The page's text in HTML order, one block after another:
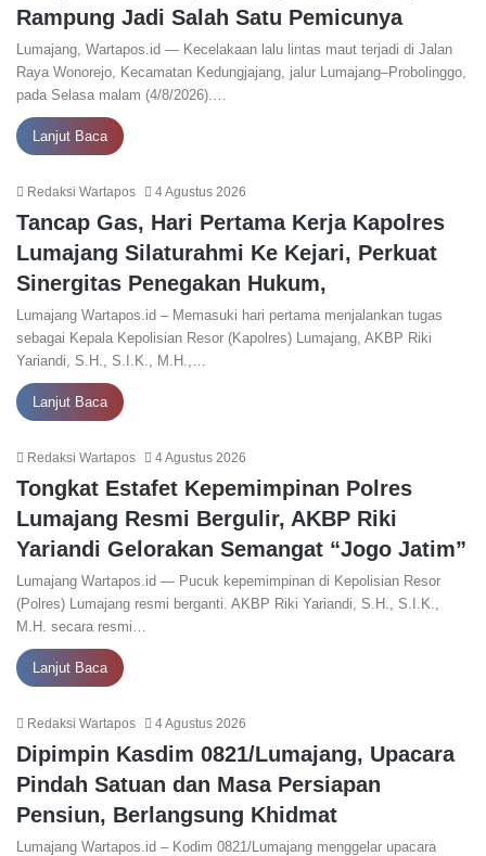
Rampung Jadi Salah Satu Pemicunya
Lumajang, Wartapos.id — Kecelakaan lalu lintas maut terjadi di Jalan
Raya Wonorejo, Kecamatan Kedungjajang, jalur Lumajang–Probolinggo,
pada Selasa malam (4/8/2026).…
Lanjut Baca
Redaksi Wartapos 4 Agustus 2026
Tancap Gas, Hari Pertama Kerja Kapolres
Lumajang Silaturahmi Ke Kejari, Perkuat
Sinergitas Penegakan Hukum,
Lumajang Wartapos.id – Memasuki hari pertama menjalankan tugas
sebagai Kepala Kepolisian Resor (Kapolres) Lumajang, AKBP Riki
Yariandi, S.H., S.I.K., M.H.,…
Lanjut Baca
Redaksi Wartapos 4 Agustus 2026
Tongkat Estafet Kepemimpinan Polres
Lumajang Resmi Bergulir, AKBP Riki
Yariandi Gelorakan Semangat “Jogo Jatim”
Lumajang Wartapos.id — Pucuk kepemimpinan di Kepolisian Resor
(Polres) Lumajang resmi berganti. AKBP Riki Yariandi, S.H., S.I.K.,
M.H. secara resmi…
Lanjut Baca
Redaksi Wartapos 4 Agustus 2026
Dipimpin Kasdim 0821/Lumajang, Upacara
Pindah Satuan dan Masa Persiapan
Pensiun, Berlangsung Khidmat
Lumajang Wartapos.id – Kodim 0821/Lumajang menggelar upacara